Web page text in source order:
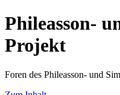
Phileasson-
Projekt
Foren des Phileasson- und